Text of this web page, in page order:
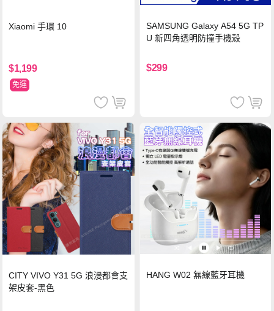
Xiaomi 手環 10
$1,199
免運
SAMSUNG Galaxy A54 5G TP
U 新四角透明防撞手機殼
$299
CITY VIVO Y31 5G 浪漫都會支
架皮套-黑色
HANG W02 無線藍牙耳機